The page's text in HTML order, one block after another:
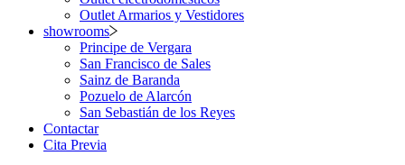
Outlet Armarios y Vestidores
showrooms
Principe de Vergara
San Francisco de Sales
Sainz de Baranda
Pozuelo de Alarcón
San Sebastián de los Reyes
Contactar
Cita Previa